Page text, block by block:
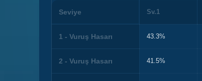
Seviye Sv.1
1 - Vuruş Hasarı 43.3%
2 - Vuruş Hasarı 41.5%